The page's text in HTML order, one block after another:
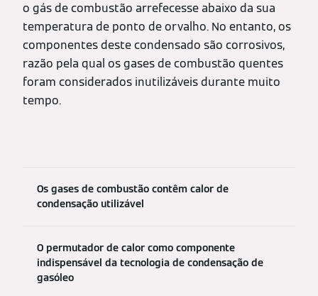
o gás de combustão arrefecesse abaixo da sua
temperatura de ponto de orvalho. No entanto, os
componentes deste condensado são corrosivos,
razão pela qual os gases de combustão quentes
foram considerados inutilizáveis durante muito
tempo.
Os gases de combustão contêm calor de
condensação utilizável
O permutador de calor como componente
indispensável da tecnologia de condensação de
gasóleo